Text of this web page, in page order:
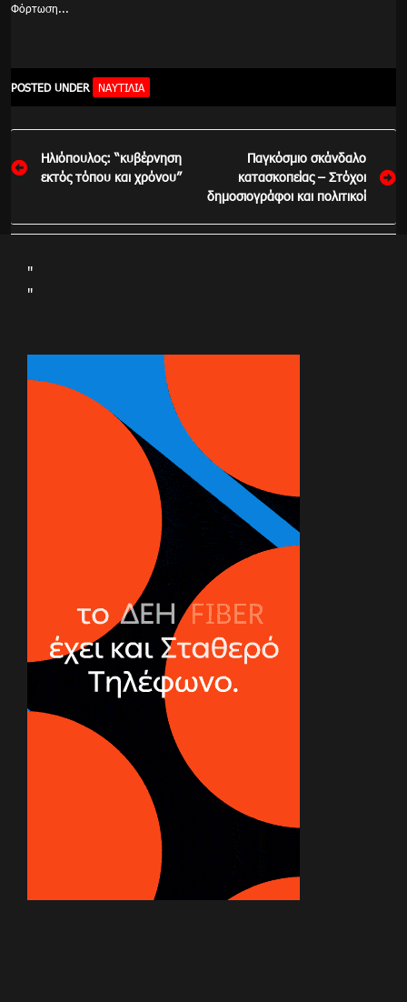
Φόρτωση...
POSTED UNDER ΝΑΥΤΙΛΙΑ
Πλοήγηση
άρθρων
Ηλιόπουλος: “κυβέρνηση
εκτός τόπου και χρόνου”
Παγκόσμιο σκάνδαλο
κατασκοπείας – Στόχοι
δημοσιογράφοι και πολιτικοί
"
"